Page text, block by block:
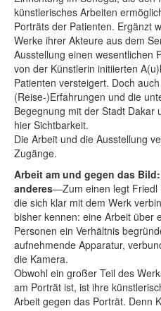
künstlerisches Arbeiten
Porträts der Patienten. Ergänzt
Werke ihrer Akteure aus dem
Ausstellung einen wesentlichen
von der Künstlerin initiierten
Patienten versteigert. Doch
(Reise-)Erfahrungen und die
Begegnung mit der Stadt Dakar
hier Sichtbarkeit.
Die Arbeit und die Ausstellung
Zugänge.
Arbeit am und gegen das
anderes—Zum einen legt Friedl
die sich klar mit dem Werk
bisher kennen: eine Arbeit über
Personen ein Verhältnis
aufnehmende Apparatur,
die Kamera.
Obwohl ein großer Teil des
am Porträt ist, ist ihre
Arbeit gegen das Porträt. Denn